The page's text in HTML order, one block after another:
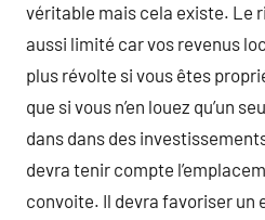
véritable mais cela existe. Le
aussi limité car vos revenus
plus révolte si vous êtes
que si vous n’en louez qu’un
dans dans des
devra tenir compte
convoite. Il devra favoriser un